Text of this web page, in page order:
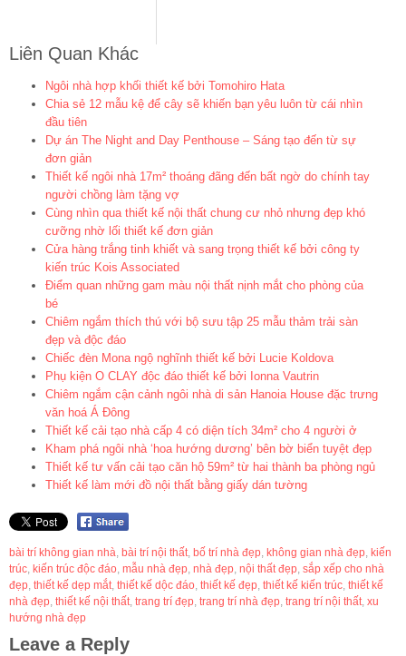
Liên Quan Khác
Ngôi nhà hợp khối thiết kế bởi Tomohiro Hata
Chia sẻ 12 mẫu kệ để cây sẽ khiến bạn yêu luôn từ cái nhìn
đầu tiên
Dự án The Night and Day Penthouse – Sáng tạo đến từ sự
đơn giản
Thiết kế ngôi nhà 17m² thoáng đãng đến bất ngờ do chính tay
người chồng làm tặng vợ
Cùng nhìn qua thiết kế nội thất chung cư nhỏ nhưng đẹp khó
cưỡng nhờ lối thiết kế đơn giản
Cửa hàng trắng tinh khiết và sang trọng thiết kế bởi công ty
kiến trúc Kois Associated
Điểm quan những gam màu nội thất nịnh mắt cho phòng của
bé
Chiêm ngắm thích thú với bộ sưu tập 25 mẫu thảm trải sàn
đẹp và độc đáo
Chiếc đèn Mona ngộ nghĩnh thiết kế bởi Lucie Koldova
Phụ kiện O CLAY độc đáo thiết kế bởi Ionna Vautrin
Chiêm ngắm cận cảnh ngôi nhà di sản Hanoia House đặc trưng
văn hoá Á Đông
Thiết kế cải tạo nhà cấp 4 có diện tích 34m² cho 4 người ở
Kham phá ngôi nhà ‘hoa hướng dương’ bên bờ biển tuyệt đẹp
Thiết kế tư vấn cải tạo căn hộ 59m² từ hai thành ba phòng ngủ
Thiết kế làm mới đồ nội thất bằng giấy dán tường
bài trí không gian nhà, bài trí nội thất, bố trí nhà đẹp, không gian nhà đẹp, kiến
trúc, kiến trúc độc đáo, mẫu nhà đẹp, nhà đẹp, nội thất đẹp, sắp xếp cho nhà
đẹp, thiết kế dẹp mắt, thiết kế dộc đáo, thiết kế đẹp, thiết kế kiến trúc, thiết kế
nhà đẹp, thiết kế nội thất, trang trí đẹp, trang trí nhà đẹp, trang trí nội thất, xu
hướng nhà đẹp
Leave a Reply